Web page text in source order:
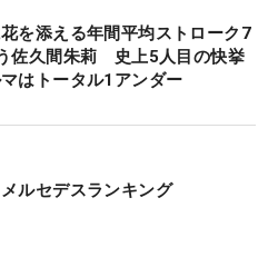
ストロークは
4日間をトータル1アンダー
目となる『70切り』を達成
（韓国）、山下美夢有、竹
ためには、最終日を2アン
が絶対条件。ただ、新女王
まったくない。
を添える年間平均ストローク7
佐久間朱莉 史上5人目の快挙
はトータル1アンダー
ルセデスランキング